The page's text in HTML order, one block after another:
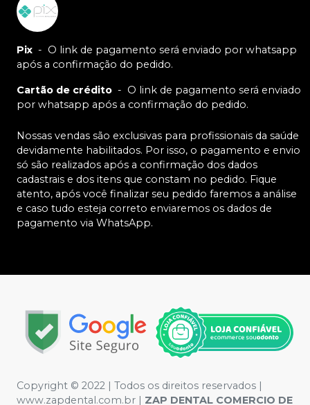
Pix - O link de pagamento será enviado por whatsapp
após a confirmação do pedido.
Cartão de crédito - O link de pagamento será enviado
por whatsapp após a confirmação do pedido.
Nossas vendas são exclusivas para profissionais da saúde
devidamente habilitados. Por isso, o pagamento e envio
só são realizados após a confirmação dos dados
cadastrais e dos itens que constam no pedido. Fique
atento, após você finalizar seu pedido faremos a análise
e caso tudo esteja correto enviaremos os dados de
pagamento via WhatsApp.
Copyright © 2022 | Todos os direitos reservados |
www.zapdental.com.br | ZAP DENTAL COMERCIO DE